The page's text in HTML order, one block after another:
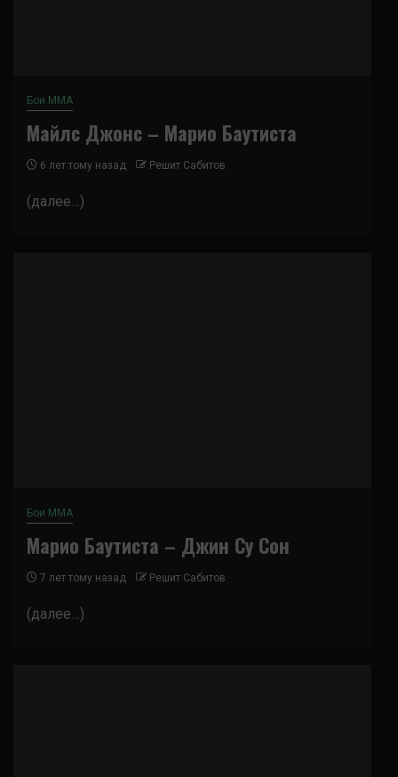
Бои ММА
Майлс Джонс – Марио Баутиста
6 лет тому назад Решит Сабитов
(далее…)
Бои ММА
Марио Баутиста – Джин Су Сон
7 лет тому назад Решит Сабитов
(далее…)